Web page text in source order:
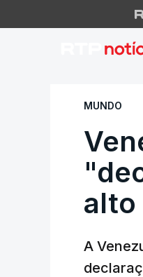
MUNDO
alto
A